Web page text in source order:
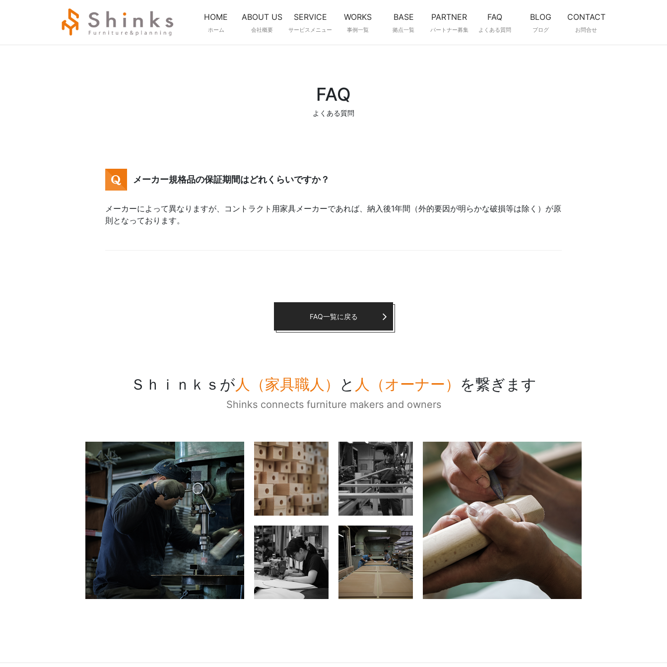
HOME
ホーム
ABOUT US
会社概要
SERVICE
サービスメニュー
WORKS
事例一覧
BASE
拠点一覧
PARTNER
パートナー募集
FAQ
よくある質問
BLOG
ブログ
CONTACT
お問合せ
FAQ
よくある質問
メーカー規格品の保証期間はどれくらいですか？
メーカーによって異なりますが、コントラクト用家具メーカーであれば、納入後1年間（外的要因が明らかな破損等は除く）が原
則となっております。
FAQ一覧に戻る
Ｓｈｉｎｋｓが人（家具職人） と 人（オーナー） を繋ぎます
Shinks connects furniture makers and owners